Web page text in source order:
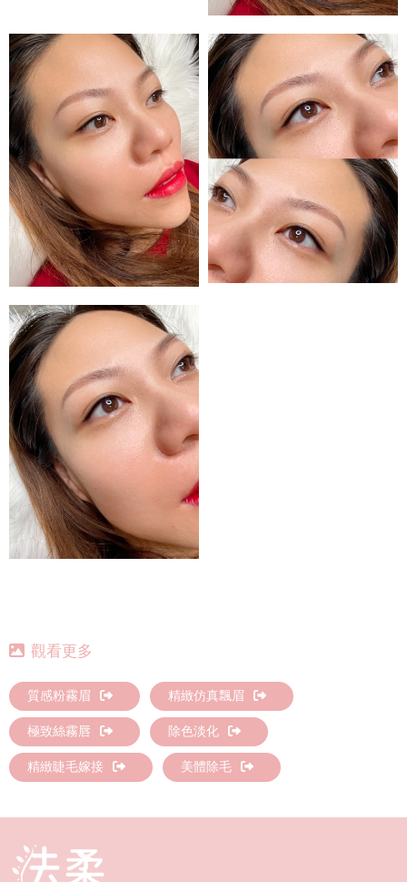
質感粉霧眉 精緻仿真飄眉
極致絲霧唇 除色淡化
精緻睫毛嫁接 美體除毛